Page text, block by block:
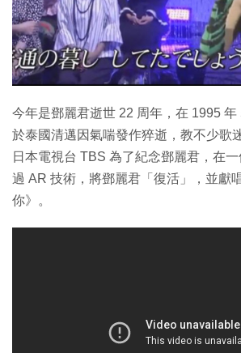
特集
今年是鄧麗君逝世 22 周年，在 1995 年
於泰國清邁因氣喘發作猝逝，教不少歌
日本電視台 TBS 為了紀念鄧麗君，在
過 AR 技術，將鄧麗君「復活」，並獻
你》。